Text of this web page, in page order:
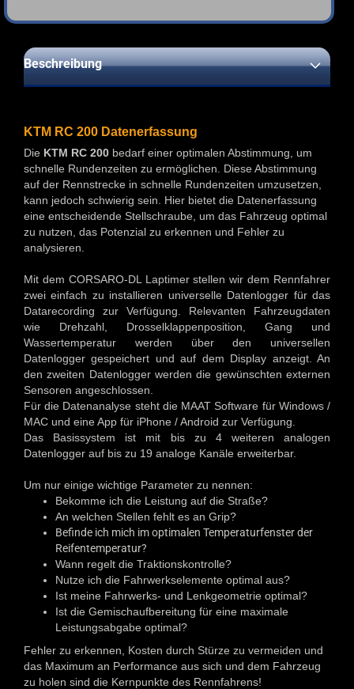
Beschreibung
KTM RC 200 Datenerfassung
Die KTM RC 200 bedarf einer optimalen Abstimmung, um
schnelle Rundenzeiten zu ermöglichen. Diese Abstimmung
auf der Rennstrecke in schnelle Rundenzeiten umzusetzen,
kann jedoch schwierig sein. Hier bietet die Datenerfassung
eine entscheidende Stellschraube, um das Fahrzeug optimal
zu nutzen, das Potenzial zu erkennen und Fehler zu
analysieren.
Mit dem CORSARO-DL Laptimer stellen wir dem Rennfahrer
zwei einfach zu installieren universelle Datenlogger für das
Datarecording zur Verfügung. Relevanten Fahrzeugdaten
wie Drehzahl, Drosselklappenposition, Gang und
Wassertemperatur werden über den universellen
Datenlogger gespeichert und auf dem Display anzeigt. An
den zweiten Datenlogger werden die gewünschten externen
Sensoren angeschlossen.
Für die Datenanalyse steht die MAAT Software für Windows /
MAC und eine App für iPhone / Android zur Verfügung.
Das Basissystem ist mit bis zu 4 weiteren analogen
Datenlogger auf bis zu 19 analoge Kanäle erweiterbar.
Um nur einige wichtige Parameter zu nennen:
Bekomme ich die Leistung auf die Straße?
An welchen Stellen fehlt es an Grip?
Befinde ich mich im optimalen Temperaturfenster der
Reifentemperatur?
Wann regelt die Traktionskontrolle?
Nutze ich die Fahrwerkselemente optimal aus?
Ist meine Fahrwerks- und Lenkgeometrie optimal?
Ist die Gemischaufbereitung für eine maximale
Leistungsabgabe optimal?
Fehler zu erkennen, Kosten durch Stürze zu vermeiden und
das Maximum an Performance aus sich und dem Fahrzeug
zu holen sind die Kernpunkte des Rennfahrens!